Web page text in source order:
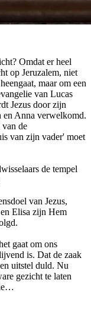
Omdat er heel
op Jeruzalem, niet
maar om een
van Lucas
Jezus door zijn
en Anna verwelkomd.
de
van zijn vader' moet
de tempel
van Jezus,
Elisa zijn Hem
gaat om ons
is. Dat de zaak
uitstel duld. Nu
gezicht te laten